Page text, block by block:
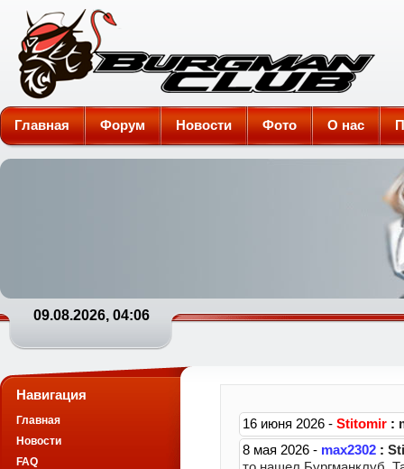
Burgman-Club
Главная Форум Новости Фото О нас
09.08.2026, 04:06
Навигация
Главная
Новости
FAQ